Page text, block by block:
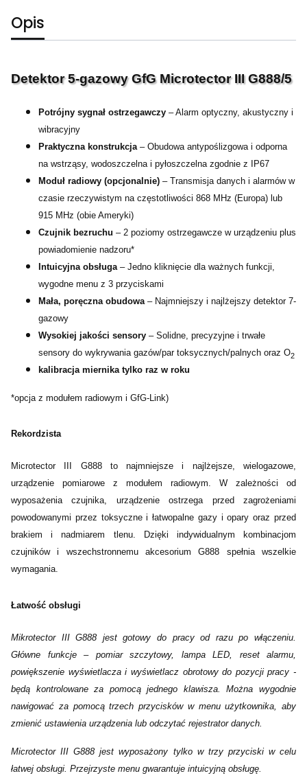
Opis
Detektor 5-gazowy GfG Microtector III G888/5
Potrójny sygnał ostrzegawczy – Alarm optyczny, akustyczny i
wibracyjny
Praktyczna konstrukcja – Obudowa antypoślizgowa i odporna
na wstrząsy, wodoszczelna i pyłoszczelna zgodnie z IP67
Moduł radiowy (opcjonalnie) – Transmisja danych i alarmów w
czasie rzeczywistym na częstotliwości 868 MHz (Europa) lub
915 MHz (obie Ameryki)
Czujnik bezruchu – 2 poziomy ostrzegawcze w urządzeniu plus
powiadomienie nadzoru*
Intuicyjna obsługa – Jedno kliknięcie dla ważnych funkcji,
wygodne menu z 3 przyciskami
Mała, poręczna obudowa – Najmniejszy i najlżejszy detektor 7-
gazowy
Wysokiej jakości sensory – Solidne, precyzyjne i trwałe
sensory do wykrywania gazów/par toksycznych/palnych oraz O2
kalibracja miernika tylko raz w roku
*opcja z modułem radiowym i GfG-Link)
Rekordzista
Microtector III G888 to najmniejsze i najlżejsze, wielogazowe,
urządzenie pomiarowe z modułem radiowym. W zależności od
wyposażenia czujnika, urządzenie ostrzega przed zagrożeniami
powodowanymi przez toksyczne i łatwopalne gazy i opary oraz przed
brakiem i nadmiarem tlenu. Dzięki indywidualnym kombinacjom
czujników i wszechstronnemu akcesorium G888 spełnia wszelkie
wymagania.
Łatwość obsługi
Mikrotector III G888 jest gotowy do pracy od razu po włączeniu.
Główne funkcje – pomiar szczytowy, lampa LED, reset alarmu,
powiększenie wyświetlacza i wyświetlacz obrotowy do pozycji pracy -
będą kontrolowane za pomocą jednego klawisza. Można wygodnie
nawigować za pomocą trzech przycisków w menu użytkownika, aby
zmienić ustawienia urządzenia lub odczytać rejestrator danych.
Microtector III G888 jest wyposażony tylko w trzy przyciski w celu
łatwej obsługi. Przejrzyste menu gwarantuje intuicyjną obsługę.